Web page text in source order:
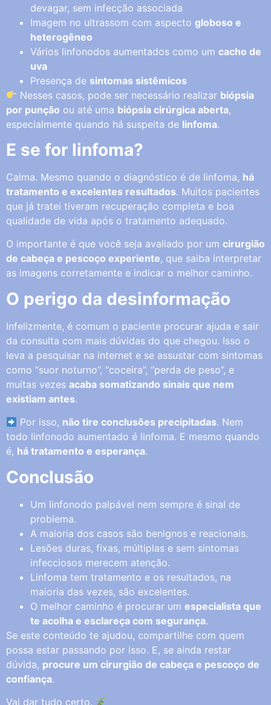
devagar, sem infecção associada
Imagem no ultrassom com aspecto globoso e
heterogêneo
Vários linfonodos aumentados como um cacho de
uva
Presença de sintomas sistêmicos
Nesses casos, pode ser necessário realizar biópsia
por punção ou até uma biópsia cirúrgica aberta,
especialmente quando há suspeita de linfoma.
E se for linfoma?
Calma. Mesmo quando o diagnóstico é de linfoma, há
tratamento e excelentes resultados. Muitos pacientes
que já tratei tiveram recuperação completa e boa
qualidade de vida após o tratamento adequado.
O importante é que você seja avaliado por um cirurgião
de cabeça e pescoço experiente, que saiba interpretar
as imagens corretamente e indicar o melhor caminho.
O perigo da desinformação
Infelizmente, é comum o paciente procurar ajuda e sair
da consulta com mais dúvidas do que chegou. Isso o
leva a pesquisar na internet e se assustar com sintomas
como “suor noturno”, “coceira”, “perda de peso”, e
muitas vezes acaba somatizando sinais que nem
existiam antes.
Por isso, não tire conclusões precipitadas. Nem
todo linfonodo aumentado é linfoma. E mesmo quando
é, há tratamento e esperança.
Conclusão
Um linfonodo palpável nem sempre é sinal de
problema.
A maioria dos casos são benignos e reacionais.
Lesões duras, fixas, múltiplas e sem sintomas
infecciosos merecem atenção.
Linfoma tem tratamento e os resultados, na
maioria das vezes, são excelentes.
O melhor caminho é procurar um especialista que
te acolha e esclareça com segurança.
Se este conteúdo te ajudou, compartilhe com quem
possa estar passando por isso. E, se ainda restar
dúvida, procure um cirurgião de cabeça e pescoço de
confiança.
Vai dar tudo certo.